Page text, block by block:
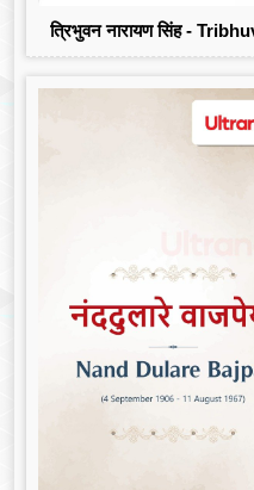
त्रिभुवन नारायण सिंह -